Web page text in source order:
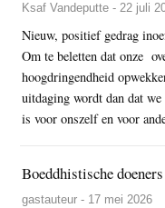
Ksaf Vandeputte - 22 juli
Nieuw, positief gedrag
Om te beletten dat onze
hoogdringendheid
uitdaging wordt dan dat
is voor onszelf en voor
Boeddhistische
gastauteur - 17 mei 2026